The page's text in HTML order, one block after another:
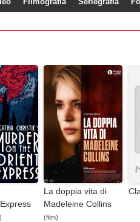
La doppia vita di
Madeleine Collins
(film)